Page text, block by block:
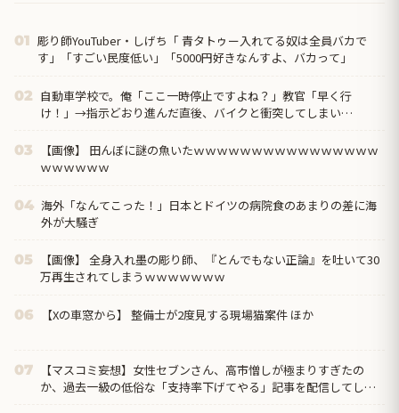
01 彫り師YouTuber・しげち「 青タトゥー入れてる奴は全員バカで
す」「すごい民度低い」「5000円好きなんすよ、バカって」
02 自動車学校で。俺「ここ一時停止ですよね？」教官「早く行
け！」→指示どおり進んだ直後、バイクと衝突してしまい…
03
【画像】 田んぼに謎の魚いたｗｗｗｗｗｗｗｗｗｗｗｗｗｗｗｗ
ｗｗｗｗｗｗ
04 海外「なんてこった！」日本とドイツの病院食のあまりの差に海
外が大騒ぎ
05
【画像】 全身入れ墨の彫り師、『とんでもない正論』を吐いて30
万再生されてしまうｗｗｗｗｗｗｗ
06 【Xの車窓から】 整備士が2度見する現場猫案件 ほか
07
【マスコミ妄想】女性セブンさん、高市憎しが極まりすぎたの
か、過去一級の低俗な「支持率下げてやる」記事を配信してしま